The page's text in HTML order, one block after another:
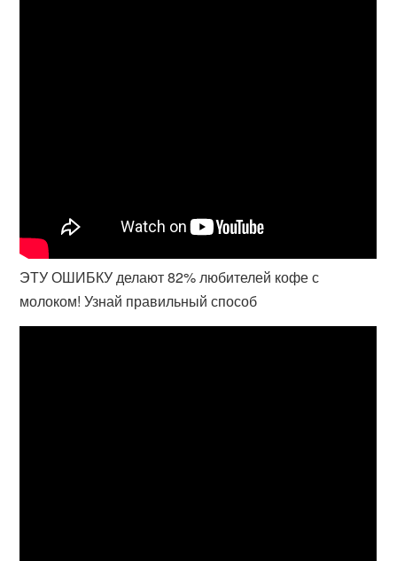
ЭТУ ОШИБКУ делают 82% любителей кофе с
молоком! Узнай правильный способ